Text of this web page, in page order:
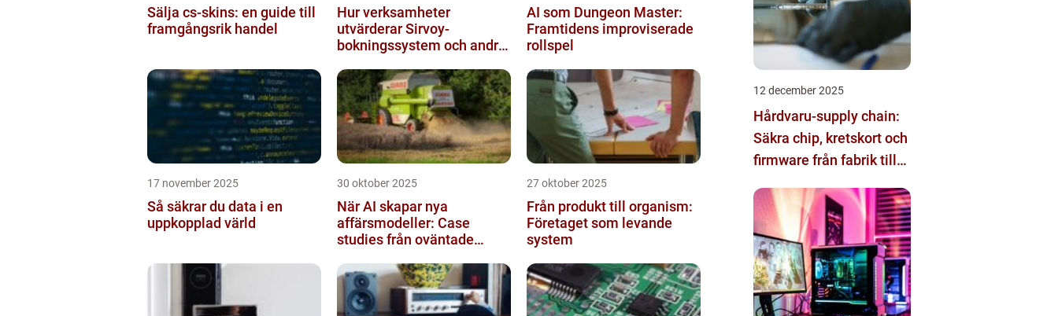
Sälja cs-skins: en guide till
framgångsrik handel
Hur verksamheter
utvärderar Sirvoy-
bokningssystem och andra
AI som Dungeon Master:
Framtidens improviserade
rollspel
17 november 2025
Så säkrar du data i en
uppkopplad värld
30 oktober 2025
När AI skapar nya
affärsmodeller: Case
studies från oväntade
27 oktober 2025
Från produkt till organism:
Företaget som levande
system
12 december 2025
Hårdvaru-supply chain:
Säkra chip, kretskort och
firmware från fabrik till